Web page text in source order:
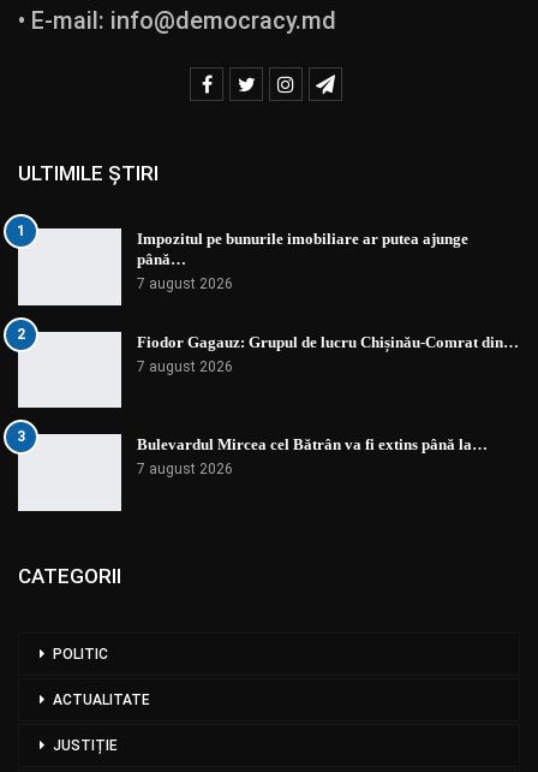
• E-mail: info@democracy.md
ULTIMILE ȘTIRI
1
Impozitul pe bunurile imobiliare ar putea ajunge
până…
7 august 2026
2 Fiodor Gagauz: Grupul de lucru Chișinău-Comrat din…
7 august 2026
3 Bulevardul Mircea cel Bătrân va fi extins până la…
7 august 2026
CATEGORII
POLITIC
ACTUALITATE
JUSTIȚIE